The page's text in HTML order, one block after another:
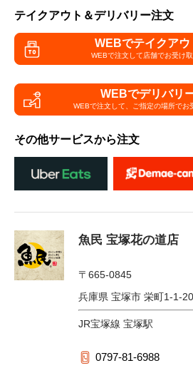
テイクアウト＆デリバリー注文
WEBでテイクアウ
WEBで注文して店舗でお受け
WEBでデリバリ
WEBで注文して、 ご指定の場所でお
その他サービスから注文
魚民 宝塚花の道店
〒665-0845
兵庫県 宝塚市 栄町1-1-
JR宝塚線 宝塚駅
0797-81-6988